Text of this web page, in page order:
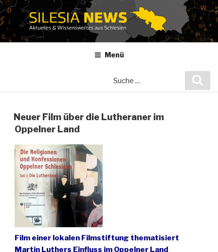
Zum
Inhalt
springen
Menü
Neuer Film über die Lutheraner im
Oppelner Land
Film einer lokalen Filmstiftung thematisiert
Martin Luthers Einfluss im Oppelner Land